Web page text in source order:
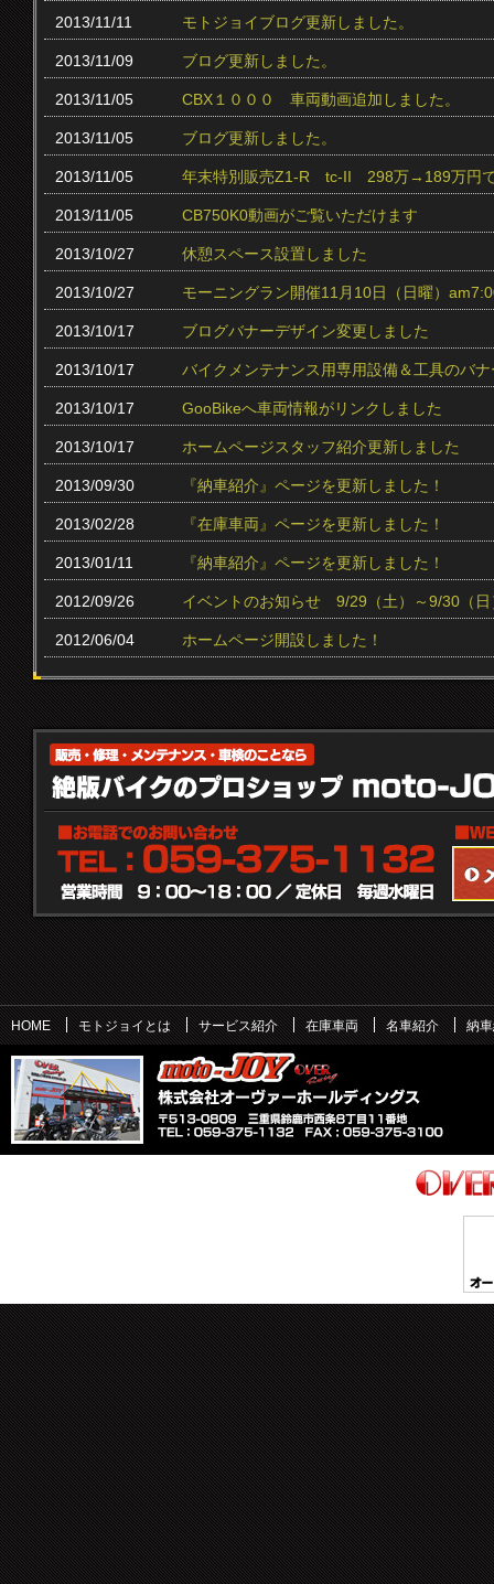
2013/11/11 モトジョイブログ更新しました。
2013/11/09 ブログ更新しました。
2013/11/05 CBX１０００ 車両動画追加しました。
2013/11/05 ブログ更新しました。
2013/11/05 年末特別販売Z1-R tc‐II 298万→189万円
2013/11/05 CB750K0動画がご覧いただけます
2013/10/27 休憩スペース設置しました
2013/10/27 モーニングラン開催11月10日（日曜）
2013/10/17 ブログバナーデザイン変更しました
2013/10/17 バイクメンテナンス用専用設備＆工具のバ
2013/10/17 GooBikeへ車両情報がリンクしました
2013/10/17 ホームページスタッフ紹介更新しました
2013/09/30 『納車紹介』ページを更新しました！
2013/02/28 『在庫車両』ページを更新しました！
2013/01/11 『納車紹介』ページを更新しました！
2012/09/26 イベントのお知らせ 9/29（土）～9/30（日
2012/06/04 ホームページ開設しました！
HOME モトジョイとは サービス紹介 在庫車両 名車紹介 納